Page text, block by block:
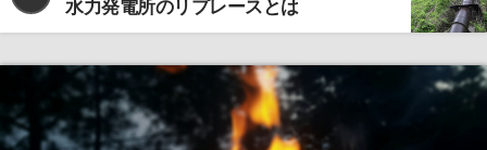
水力発電所のリプレースとは